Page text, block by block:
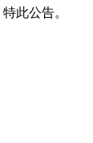
公告。